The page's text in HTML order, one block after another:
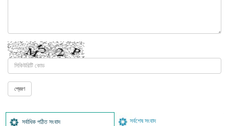
সর্বাধিক পঠিত সংবাদ সর্বশেষ সংবাদ